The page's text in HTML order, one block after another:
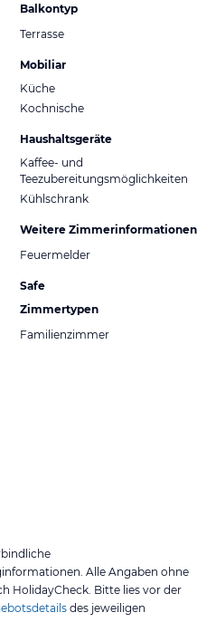
Balkontyp
Terrasse
Mobiliar
Küche
Kochnische
Haushaltsgeräte
Kaffee- und
Teezubereitungsmöglichkeiten
Kühlschrank
Weitere Zimmerinformationen
Feuermelder
Safe
Zimmertypen
Familienzimmer
Alle Angaben ohne
HolidayCheck. Bitte lies vor der
des jeweiligen